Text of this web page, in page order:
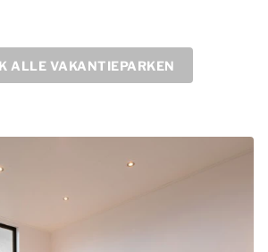
ALLE VAKANTIEPARKEN